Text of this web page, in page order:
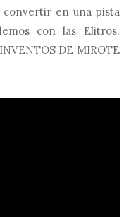
convertir en una pista
con las Elitros.
DE MIROTE